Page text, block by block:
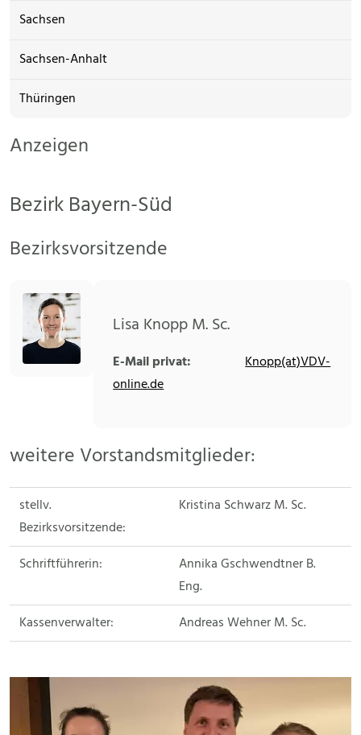
Sachsen
Sachsen-Anhalt
Thüringen
Anzeigen
Bezirk Bayern-Süd
Bezirksvorsitzende
Lisa Knopp M. Sc.
E-Mail privat:
Knopp(at)VDV-
online.de
weitere Vorstandsmitglieder:
stellv.
Bezirksvorsitzende:
Kristina Schwarz M. Sc.
Schriftführerin:
Annika Gschwendtner B.
Eng.
Kassenverwalter:
Andreas Wehner M. Sc.